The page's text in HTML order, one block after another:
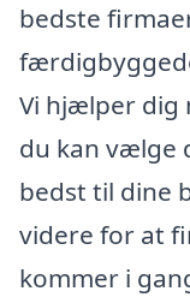
bedste
Vi hjælper dig
du kan vælge
bedst til dine
videre for at
kommer i